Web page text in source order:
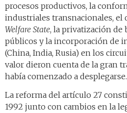
procesos productivos, la
industriales transnacionales, el
Welfare State, la privatización de
públicos y la incorporación de
(China, India, Rusia) en los
valor dieron cuenta de la gran
había comenzado a desplegarse.
La reforma del artículo 27
1992 junto con cambios en la